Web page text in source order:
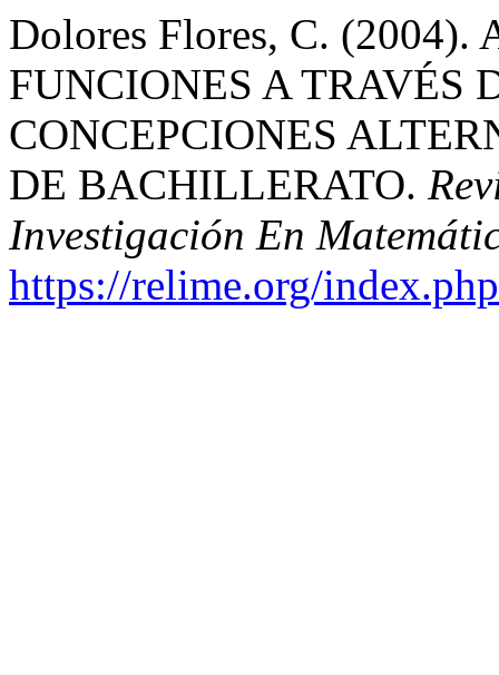
Dolores Flores, C.
FUNCIONES A TRAVÉS
CONCEPCIONES
DE BACHILLERATO.
Investigación En
https://relime.org/